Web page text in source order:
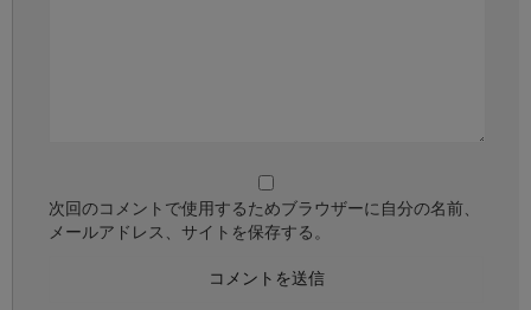
次回のコメントで使用するためブラウザーに自分の名前、
メールアドレス、サイトを保存する。